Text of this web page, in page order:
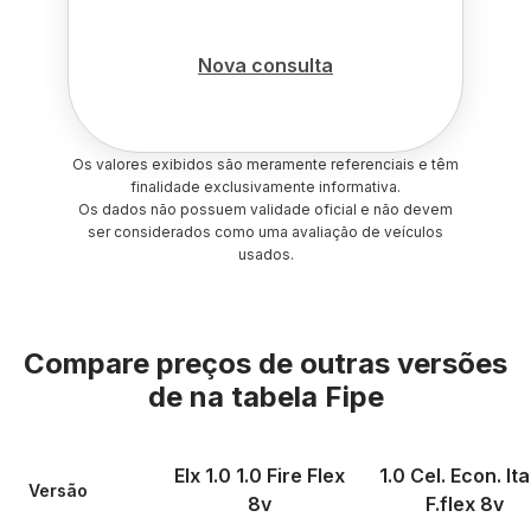
Nova consulta
Os valores exibidos são meramente referenciais e têm
finalidade exclusivamente informativa.
Os dados não possuem validade oficial e não devem
ser considerados como uma avaliação de veículos
usados.
Compare preços de outras versões
de na tabela Fipe
Versão
Elx 1.0 1.0 Fire Flex
8v
1.0 Cel. Econ.
F.flex 8v